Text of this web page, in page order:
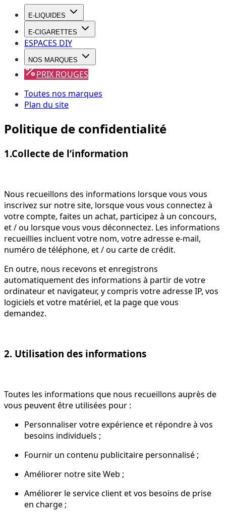
E-LIQUIDES
E-CIGARETTES
ESPACES DIY
NOS MARQUES
PRIX ROUGES
Toutes nos marques
Plan du site
Politique de confidentialité
1.Collecte de l’information
Nous recueillons des informations lorsque vous vous
inscrivez sur notre site, lorsque vous vous connectez à
votre compte, faites un achat, participez à un concours,
et / ou lorsque vous vous déconnectez. Les informations
recueillies incluent votre nom, votre adresse e-mail,
numéro de téléphone, et / ou carte de crédit.
En outre, nous recevons et enregistrons
automatiquement des informations à partir de votre
ordinateur et navigateur, y compris votre adresse IP, vos
logiciels et votre matériel, et la page que vous
demandez.
2. Utilisation des informations
Toutes les informations que nous recueillons auprès de
vous peuvent être utilisées pour :
Personnaliser votre expérience et répondre à vos
besoins individuels ;
Fournir un contenu publicitaire personnalisé ;
Améliorer notre site Web ;
Améliorer le service client et vos besoins de prise
en charge ;